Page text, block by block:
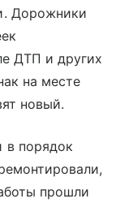
Дорожники
ДТП и других
на месте
новый.
в порядок
прошли